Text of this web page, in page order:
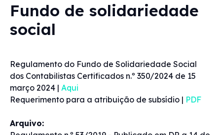
Fundo de solidariedade
social
Regulamento do Fundo de Solidariedade Social
dos Contabilistas Certificados n.º 350/2024 de 15
março 2024 | Aqui
Requerimento para a atribuição de subsídio | PDF
Arquivo: